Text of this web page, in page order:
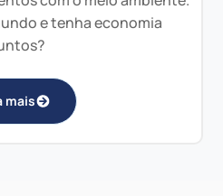
e tenha economia
mais